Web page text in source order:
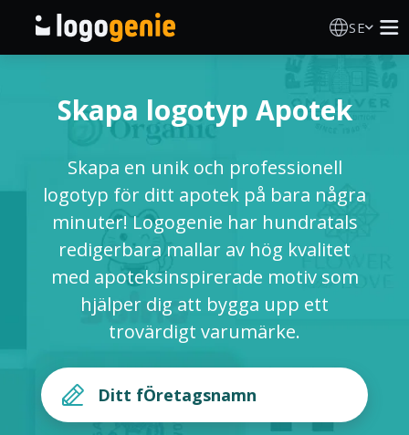
SE
AI logotypgenerator
Logotypidéer
Tryckta produkter
Om Oss
LOGGA IN
Skapa logotyp Apotek
Skapa en unik och professionell
logotyp för ditt apotek på bara några
minuter! Logogenie har hundratals
redigerbara mallar av hög kvalitet
med apoteksinspirerade motiv som
hjälper dig att bygga upp ett
trovärdigt varumärke.